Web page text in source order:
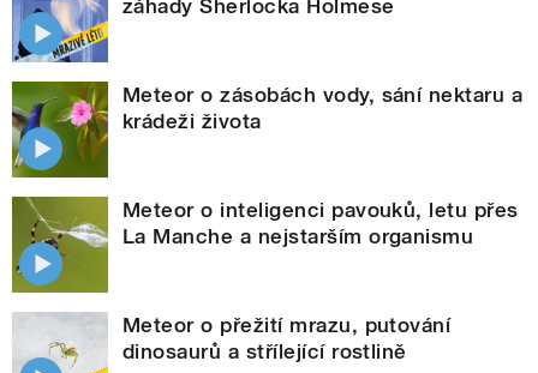
záhady Sherlocka Holmese
Meteor o zásobách vody, sání nektaru a
krádeži života
Meteor o inteligenci pavouků, letu přes
La Manche a nejstarším organismu
Meteor o přežití mrazu, putování
dinosaurů a střílející rostlině